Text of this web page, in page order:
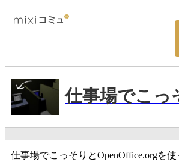
仕事場でこっ
仕事場でこっそりとOpenOffice.orgを